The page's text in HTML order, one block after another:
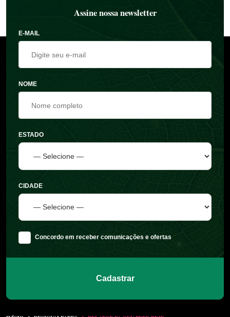
Assine nossa newsletter
E-MAIL
NOME
ESTADO
CIDADE
Concordo em receber comunicações e ofertas
Cadastrar